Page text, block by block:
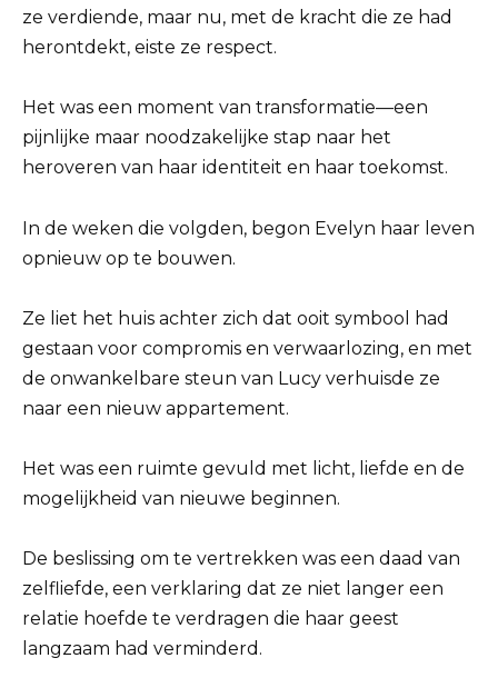
ze verdiende, maar nu, met de kracht die ze had
herontdekt, eiste ze respect.
Het was een moment van transformatie—een
pijnlijke maar noodzakelijke stap naar het
heroveren van haar identiteit en haar toekomst.
In de weken die volgden, begon Evelyn haar leven
opnieuw op te bouwen.
Ze liet het huis achter zich dat ooit symbool had
gestaan voor compromis en verwaarlozing, en met
de onwankelbare steun van Lucy verhuisde ze
naar een nieuw appartement.
Het was een ruimte gevuld met licht, liefde en de
mogelijkheid van nieuwe beginnen.
De beslissing om te vertrekken was een daad van
zelfliefde, een verklaring dat ze niet langer een
relatie hoefde te verdragen die haar geest
langzaam had verminderd.